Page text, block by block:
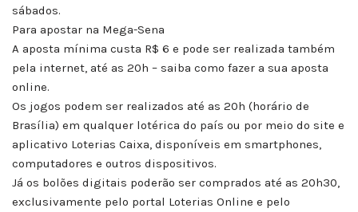
sábados.
Para apostar na Mega-Sena
A aposta mínima custa R$ 6 e pode ser realizada também
pela internet, até as 20h – saiba como fazer a sua aposta
online.
Os jogos podem ser realizados até as 20h (horário de
Brasília) em qualquer lotérica do país ou por meio do site e
aplicativo Loterias Caixa, disponíveis em smartphones,
computadores e outros dispositivos.
Já os bolões digitais poderão ser comprados até as 20h30,
exclusivamente pelo portal Loterias Online e pelo